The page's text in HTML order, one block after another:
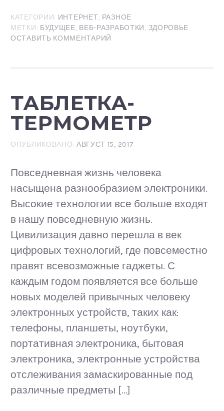
КАТЕГОРИИ: ИНТЕРНЕТ, РАЗНОЕ
МЕТКИ: БУДУЩЕЕ, ВЕБ-РАЗРАБОТКИ, ЗДОРОВЬЕ
ОСТАВИТЬ КОММЕНТАРИЙ
ТАБЛЕТКА-
ТЕРМОМЕТР
ОПУБЛИКОВАНО: АВГУСТ 15, 2017
Повседневная жизнь человека
насыщена разнообразием электроники.
Высокие технологии все больше входят
в нашу повседневную жизнь.
Цивилизация давно перешла в век
цифровых технологий, где повсеместно
правят всевозможные гаджеты. С
каждым годом появляется все больше
новых моделей привычных человеку
электронных устройств, таких как:
телефоны, планшеты, ноутбуки,
портативная электроника, бытовая
электроника, электронные устройства
отслеживания замаскированные под
различные предметы […]